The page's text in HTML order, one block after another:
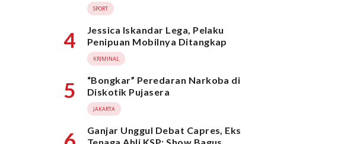
SPORT
4
Jessica Iskandar Lega, Pelaku
Penipuan Mobilnya Ditangkap
KRIMINAL
5
“Bongkar” Peredaran Narkoba di
Diskotik Pujasera
JAKARTA
Ganjar Unggul Debat Capres, Eks